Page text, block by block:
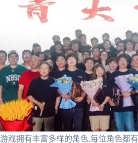
游戏拥有丰富多样的角色,每位角色都